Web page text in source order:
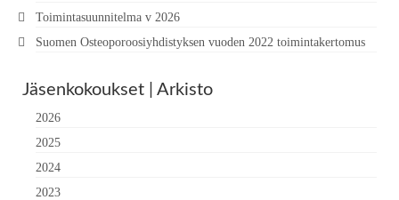
Toimintasuunnitelma v 2026
Suomen Osteoporoosiyhdistyksen vuoden 2022 toimintakertomus
Jäsenkokoukset | Arkisto
2026
2025
2024
2023